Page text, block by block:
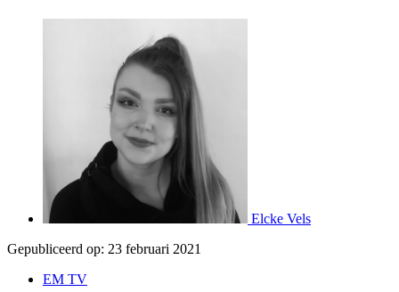
Elcke Vels
Gepubliceerd op: 23 februari 2021
EM TV